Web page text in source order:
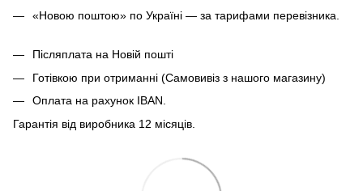
«Новою поштою» по Україні — за тарифами перевізника.
Післяплата на Новій пошті
Готівкою при отриманні (Самовивіз з нашого магазину)
Оплата на рахунок IBAN.
Гарантія від виробника 12 місяців.